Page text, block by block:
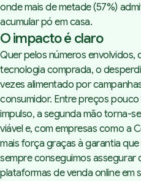
onde mais de metade (57%)
acumular pó em casa.
O impacto é claro
Quer pelos números envolvidos,
tecnologia comprada, o
vezes alimentado por
consumidor. Entre preços
impulso, a segunda mão torna-
viável e, com empresas como a
mais força graças à garantia
sempre conseguimos
plataformas de venda online em